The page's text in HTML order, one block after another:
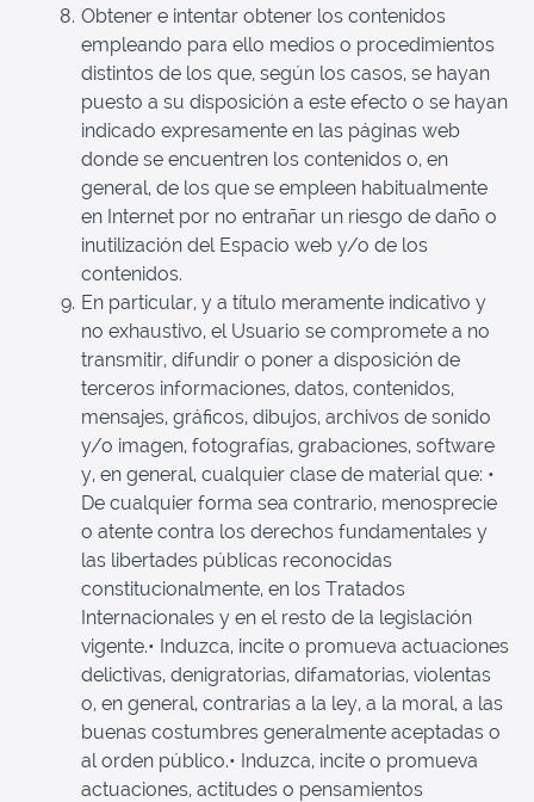
Obtener e intentar obtener los contenidos
empleando para ello medios o procedimientos
distintos de los que, según los casos, se hayan
puesto a su disposición a este efecto o se hayan
indicado expresamente en las páginas web
donde se encuentren los contenidos o, en
general, de los que se empleen habitualmente
en Internet por no entrañar un riesgo de daño o
inutilización del Espacio web y/o de los
contenidos.
En particular, y a título meramente indicativo y
no exhaustivo, el Usuario se compromete a no
transmitir, difundir o poner a disposición de
terceros informaciones, datos, contenidos,
mensajes, gráficos, dibujos, archivos de sonido
y/o imagen, fotografías, grabaciones, software
y, en general, cualquier clase de material que: •
De cualquier forma sea contrario, menosprecie
o atente contra los derechos fundamentales y
las libertades públicas reconocidas
constitucionalmente, en los Tratados
Internacionales y en el resto de la legislación
vigente.• Induzca, incite o promueva actuaciones
delictivas, denigratorias, difamatorias, violentas
o, en general, contrarias a la ley, a la moral, a las
buenas costumbres generalmente aceptadas o
al orden público.• Induzca, incite o promueva
actuaciones, actitudes o pensamientos